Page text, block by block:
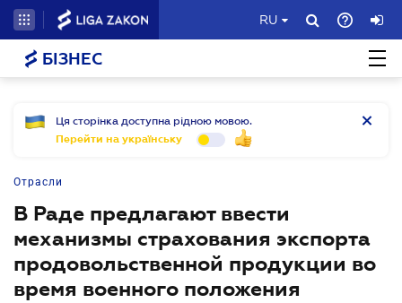
RU
БІЗНЕС
Ця сторінка доступна рідною мовою.
Перейти на українську
Отрасли
В Раде предлагают ввести
механизмы страхования экспорта
продовольственной продукции во
время военного положения